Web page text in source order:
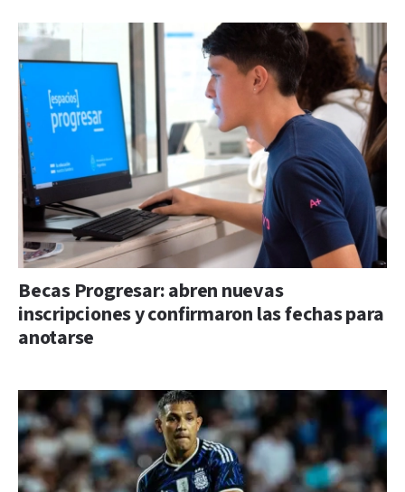
Becas Progresar: abren nuevas
inscripciones y confirmaron las fechas para
anotarse